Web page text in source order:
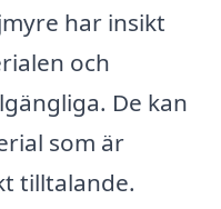
har insikt
och
De kan
som är
tilltalande.